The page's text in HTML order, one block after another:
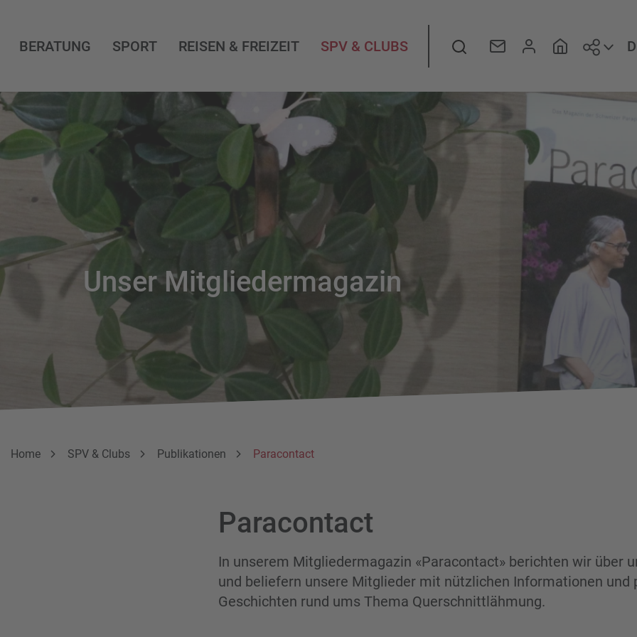
BERATUNG SPORT REISEN & FREIZEIT SPV & CLUBS Suche
Unser Mitgliedermagazin
Breadcrumbnavigation
Sie befinden sich hier:
Home SPV & Clubs Publikationen Paracontact
Paracontact
In unserem Mitgliedermagazin «Paracontact» berichten wir über
und beliefern unsere Mitglieder mit nützlichen Informationen und
Geschichten rund ums Thema Querschnittlähmung.